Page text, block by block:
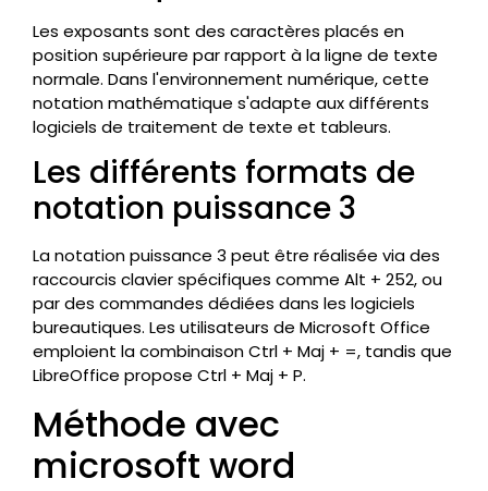
Les exposants sont des caractères placés en
position supérieure par rapport à la ligne de texte
normale. Dans l'environnement numérique, cette
notation mathématique s'adapte aux différents
logiciels de traitement de texte et tableurs.
Les différents formats de
notation puissance 3
La notation puissance 3 peut être réalisée via des
raccourcis clavier spécifiques comme Alt + 252, ou
par des commandes dédiées dans les logiciels
bureautiques. Les utilisateurs de Microsoft Office
emploient la combinaison Ctrl + Maj + =, tandis que
LibreOffice propose Ctrl + Maj + P.
Méthode avec
microsoft word